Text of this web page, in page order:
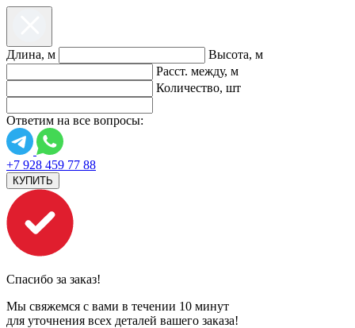
Длина, м
Высота, м
Расст. между, м
Количество, шт
Ответим на все вопросы:
+7 928 459 77 88
КУПИТЬ
Спасибо за заказ!
Мы свяжемся с вами в течении 10 минут
для уточнения всех деталей вашего заказа!